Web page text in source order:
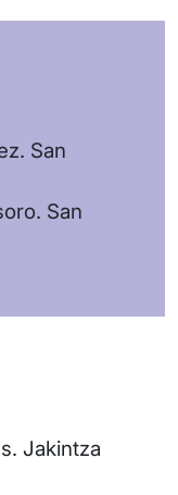
San
San
Jakintza